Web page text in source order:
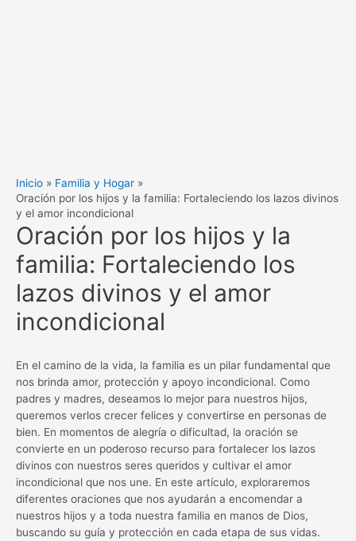
Inicio
Familia y Hogar
Oración por los hijos y la familia: Fortaleciendo los lazos divinos
y el amor incondicional
Oración por los hijos y la
familia: Fortaleciendo los
lazos divinos y el amor
incondicional
En el camino de la vida, la familia es un pilar fundamental que
nos brinda amor, protección y apoyo incondicional. Como
padres y madres, deseamos lo mejor para nuestros hijos,
queremos verlos crecer felices y convertirse en personas de
bien. En momentos de alegría o dificultad, la oración se
convierte en un poderoso recurso para fortalecer los lazos
divinos con nuestros seres queridos y cultivar el amor
incondicional que nos une. En este artículo, exploraremos
diferentes oraciones que nos ayudarán a encomendar a
nuestros hijos y a toda nuestra familia en manos de Dios,
buscando su guía y protección en cada etapa de sus vidas.